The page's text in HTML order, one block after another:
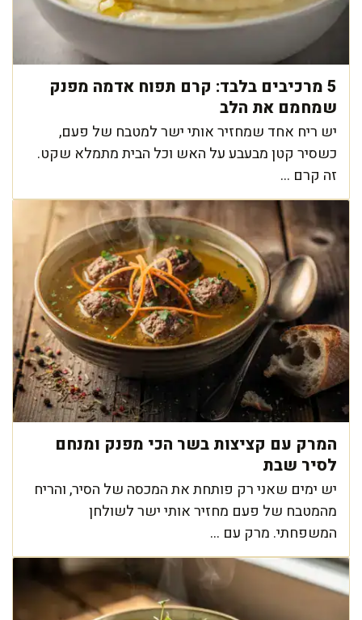
5 מרכיבים בלבד: קרם תפוח אדמה מפנק
שמחמם את הלב
יש ריח אחד שמחזיר אותי ישר למטבח של פעם,
כשסיר קטן מבעבע על האש וכל הבית מתמלא שקט.
זה קרם ...
המרק עם קציצות בשר הכי מפנק ומנחם
לסיר שבת
יש ימים שאני רק פותחת את המכסה של הסיר, והריח
מהמטבח של פעם מחזיר אותי ישר לשולחן
המשפחתי. מרק עם ...